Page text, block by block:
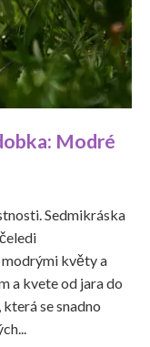
Modré
Sedmikráska
květy a
a kvete od jara do
se snadno